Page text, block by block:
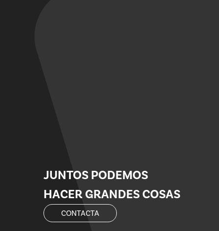
JUNTOS PODEMOS
HACER GRANDES COSAS
CONTACTA